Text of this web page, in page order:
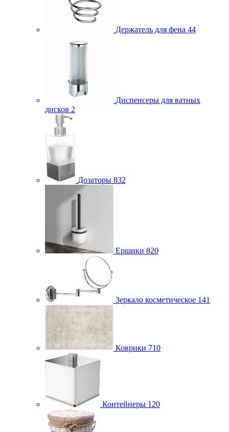
Держатель для фена 44
Диспенсеры для ватных
дисков 2
Дозаторы 832
Ершики 820
Зеркало косметическое 141
Коврики 710
Контейнеры 120